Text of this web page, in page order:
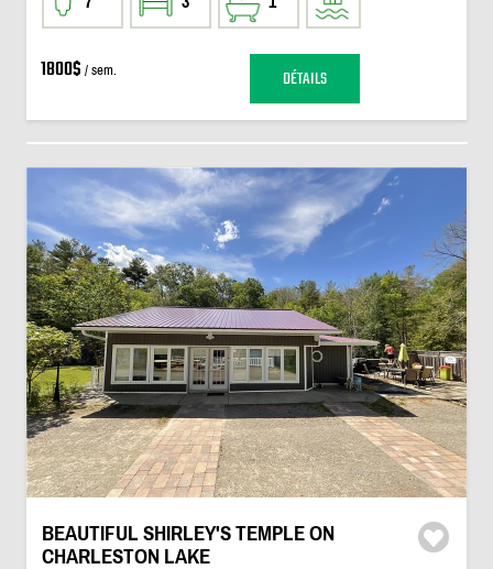
1800$ / sem. DÉTAILS
BEAUTIFUL SHIRLEY'S TEMPLE ON
CHARLESTON LAKE